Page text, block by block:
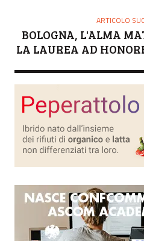
ARTICOLO
BOLOGNA, L'ALMA
LA LAUREA AD